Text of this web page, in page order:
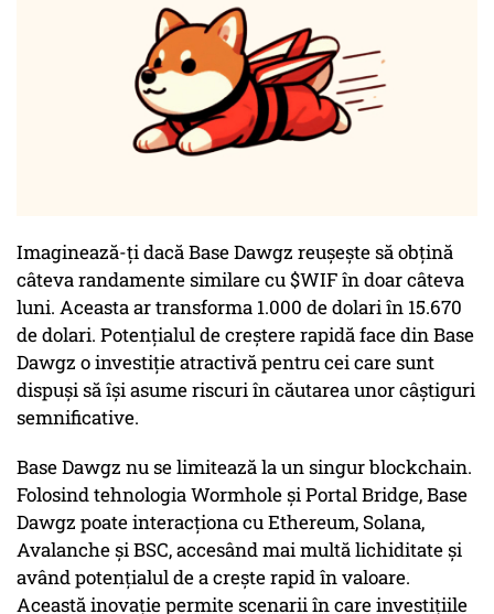
Imaginează-ți dacă Base Dawgz reușește să obțină
câteva randamente similare cu $WIF în doar câteva
luni. Aceasta ar transforma 1.000 de dolari în 15.670
de dolari. Potențialul de creștere rapidă face din Base
Dawgz o investiție atractivă pentru cei care sunt
dispuși să își asume riscuri în căutarea unor câștiguri
semnificative.
Base Dawgz nu se limitează la un singur blockchain.
Folosind tehnologia Wormhole și Portal Bridge, Base
Dawgz poate interacționa cu Ethereum, Solana,
Avalanche și BSC, accesând mai multă lichiditate și
având potențialul de a crește rapid în valoare.
Această inovație permite scenarii în care investițiile